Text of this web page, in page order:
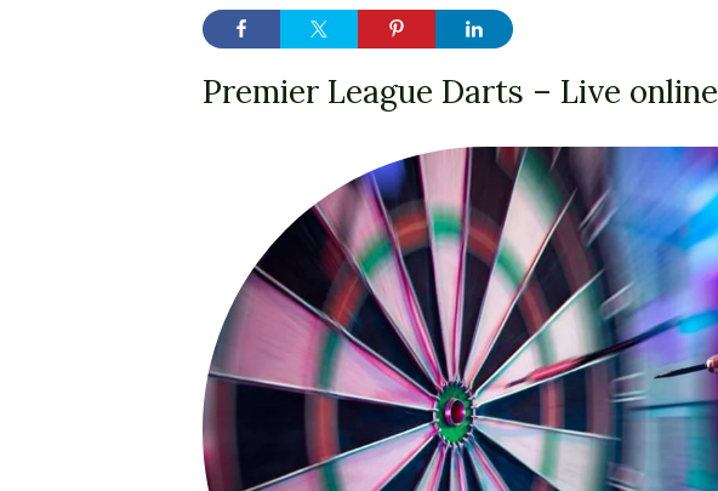
Premier League Darts – Live online